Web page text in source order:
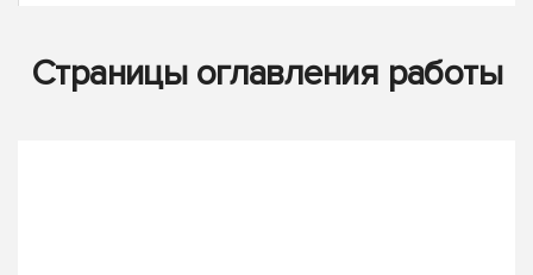
Страницы оглавления работы